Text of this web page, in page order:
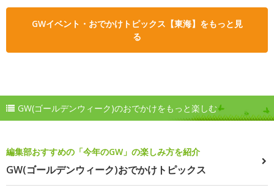
GWイベント・おでかけトピックス【東海】をもっと見
る
GW(ゴールデンウィーク)のおでかけをもっと楽しむ
編集部おすすめの「今年のGW」の楽しみ方を紹介
GW(ゴールデンウィーク)おでかけトピックス